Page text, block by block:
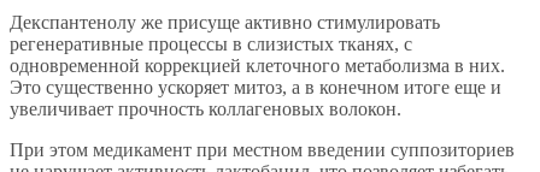
Декспантенолу же присуще активно стимулировать
регенеративные процессы в слизистых тканях, с
одновременной коррекцией клеточного метаболизма в них.
Это существенно ускоряет митоз, а в конечном итоге еще и
увеличивает прочность коллагеновых волокон.
При этом медикамент при местном введении суппозиториев